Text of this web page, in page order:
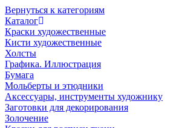
Вернуться к категориям
Каталог
Краски художественные
Кисти художественные
Холсты
Графика. Иллюстрация
Бумага
Мольберты и этюдники
Аксессуары, инструменты художнику
Заготовки для декорирования
Золочение